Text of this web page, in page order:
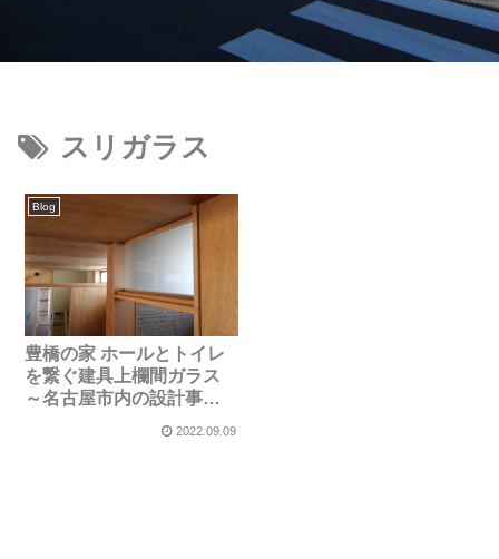
スリガラス
Blog
豊橋の家 ホールとトイレ
を繋ぐ建具上欄間ガラス
～名古屋市内の設計事務
2022.09.09